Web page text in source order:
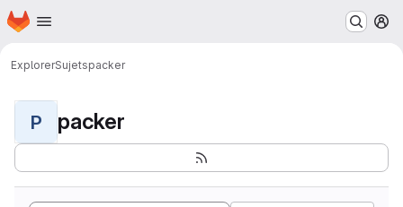
Passer au contenu principal
Page d'accueil
ExplorerSujetspacker
P packer